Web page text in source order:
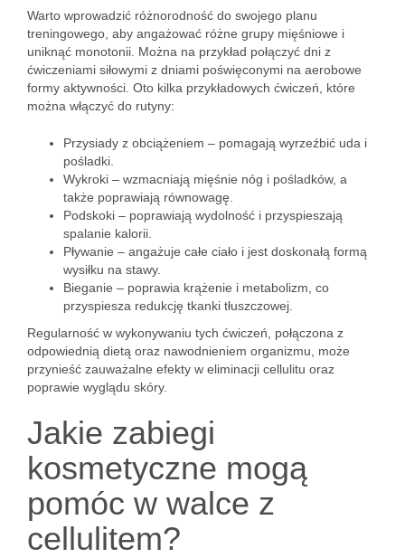
Warto wprowadzić różnorodność do swojego planu
treningowego, aby angażować różne grupy mięśniowe i
uniknąć monotonii. Można na przykład połączyć dni z
ćwiczeniami siłowymi z dniami poświęconymi na aerobowe
formy aktywności. Oto kilka przykładowych ćwiczeń, które
można włączyć do rutyny:
Przysiady z obciążeniem – pomagają wyrzeźbić uda i
pośladki.
Wykroki – wzmacniają mięśnie nóg i pośladków, a
także poprawiają równowagę.
Podskoki – poprawiają wydolność i przyspieszają
spalanie kalorii.
Pływanie – angażuje całe ciało i jest doskonałą formą
wysiłku na stawy.
Bieganie – poprawia krążenie i metabolizm, co
przyspiesza redukcję tkanki tłuszczowej.
Regularność w wykonywaniu tych ćwiczeń, połączona z
odpowiednią dietą oraz nawodnieniem organizmu, może
przynieść zauważalne efekty w eliminacji cellulitu oraz
poprawie wyglądu skóry.
Jakie zabiegi
kosmetyczne mogą
pomóc w walce z
cellulitem?